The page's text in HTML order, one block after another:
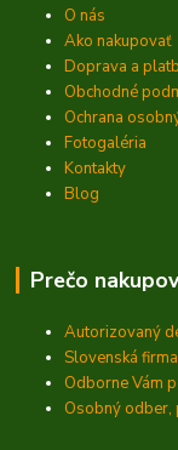
O nás
Ako nakupovať
Doprava a
Obchodné
Ochrana
Fotogaléria
Kontakty
Blog
Prečo
Autorizovaný
Slovenská
Odborne Vám
Osobný odber,